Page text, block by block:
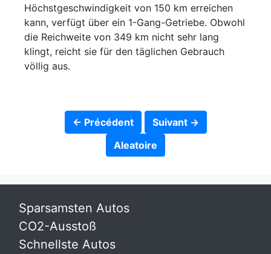
Höchstgeschwindigkeit von 150 km erreichen
kann, verfügt über ein 1-Gang-Getriebe. Obwohl
die Reichweite von 349 km nicht sehr lang
klingt, reicht sie für den täglichen Gebrauch
völlig aus.
← Précédent
Suivant →
Aleatoire
Sparsamsten Autos
CO2-Ausstoß
Schnellste Autos